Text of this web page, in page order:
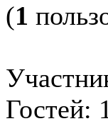
(1
Гостей: